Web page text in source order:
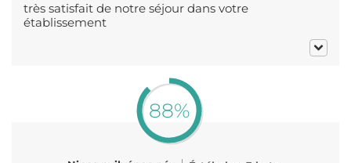
très satisfait de notre séjour dans votre
établissement
88%